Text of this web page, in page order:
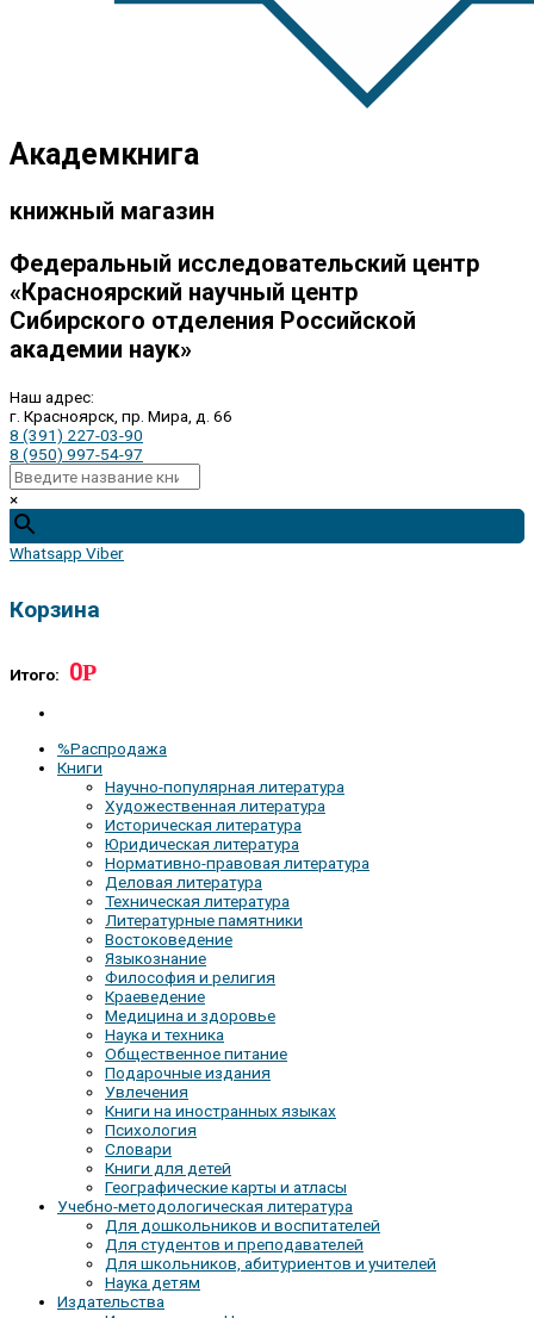
Академкнига
книжный магазин
Федеральный исследовательский центр
«Красноярский научный центр
Сибирского отделения Российской
академии наук»
Наш адрес:
г. Красноярск, пр. Мира, д. 66
8 (391) 227-03-90
8 (950) 997-54-97
×
Whatsapp Viber
Корзина
Итого: 0Р
%Распродажа
Книги
Научно-популярная литература
Художественная литература
Историческая литература
Юридическая литература
Нормативно-правовая литература
Деловая литература
Техническая литература
Литературные памятники
Востоковедение
Языкознание
Философия и религия
Краеведение
Медицина и здоровье
Наука и техника
Общественное питание
Подарочные издания
Увлечения
Книги на иностранных языках
Психология
Словари
Книги для детей
Географические карты и атласы
Учебно-методологическая литература
Для дошкольников и воспитателей
Для студентов и преподавателей
Для школьников, абитуриентов и учителей
Наука детям
Издательства